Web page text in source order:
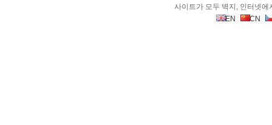
사이트가 모두 벽지, 인터넷
EN
CN